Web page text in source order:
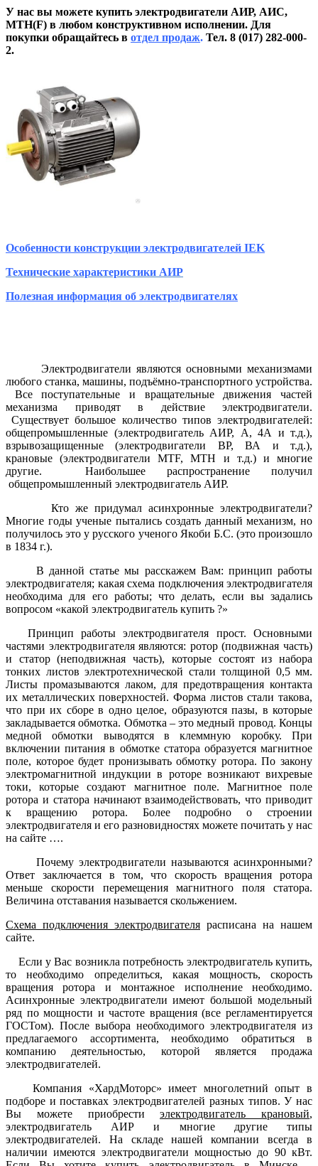
У нас вы можете купить электродвигатели АИР, АИС,
МТН(F) в любом конструктивном исполнении. Для
покупки обращайтесь в отдел продаж. Тел. 8 (017) 282-000-
2.
Особенности конструкции электродвигателей IEK
Технические характеристики АИР
Полезная информация об электродвигателях
Электродвигатели являются основными механизмами
любого станка, машины, подъёмно-транспортного устройства.
Все поступательные и вращательные движения частей
механизма приводят в действие электродвигатели.
Существует большое количество типов электродвигателей:
общепромышленные (электродвигатель АИР, А, 4А и т.д.),
взрывозащищенные (электродвигатели ВР, ВА и т.д.),
крановые (электродвигатели MTF, MTH и т.д.) и многие
другие. Наибольшее распространение получил
общепромышленный электродвигатель АИР.
Кто же придумал асинхронные электродвигатели?
Многие годы ученые пытались создать данный механизм, но
получилось это у русского ученого Якоби Б.С. (это произошло
в 1834 г.).
В данной статье мы расскажем Вам: принцип работы
электродвигателя; какая схема подключения электродвигателя
необходима для его работы; что делать, если вы задались
вопросом «какой электродвигатель купить ?»
Принцип работы электродвигателя прост. Основными
частями электродвигателя являются: ротор (подвижная часть)
и статор (неподвижная часть), которые состоят из набора
тонких листов электротехнической стали толщиной 0,5 мм.
Листы промазываются лаком, для предотвращения контакта
их металлических поверхностей. Форма листов стали такова,
что при их сборе в одно целое, образуются пазы, в которые
закладывается обмотка. Обмотка – это медный провод. Концы
медной обмотки выводятся в клеммную коробку. При
включении питания в обмотке статора образуется магнитное
поле, которое будет пронизывать обмотку ротора. По закону
электромагнитной индукции в роторе возникают вихревые
токи, которые создают магнитное поле. Магнитное поле
ротора и статора начинают взаимодействовать, что приводит
к вращению ротора. Более подробно о строении
электродвигателя и его разновидностях можете почитать у нас
на сайте ….
Почему электродвигатели называются асинхронными?
Ответ заключается в том, что скорость вращения ротора
меньше скорости перемещения магнитного поля статора.
Величина отставания называется скольжением.
Схема подключения электродвигателя расписана на нашем
сайте.
Если у Вас возникла потребность электродвигатель купить,
то необходимо определиться, какая мощность, скорость
вращения ротора и монтажное исполнение необходимо.
Асинхронные электродвигатели имеют большой модельный
ряд по мощности и частоте вращения (все регламентируется
ГОСТом). После выбора необходимого электродвигателя из
предлагаемого ассортимента, необходимо обратиться в
компанию деятельностью, которой является продажа
электродвигателей.
Компания «ХардМоторс» имеет многолетний опыт в
подборе и поставках электродвигателей разных типов. У нас
Вы можете приобрестиэлектродвигатель крановый,
электродвигатель АИР и многие другие типы
электродвигателей. На складе нашей компании всегда в
наличии имеются электродвигатели мощностью до 90 кВт.